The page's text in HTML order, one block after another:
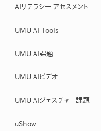
AIリテラシー アセスメント
UMU AI Tools
UMU AI課題
UMU AIビデオ
UMU AIジェスチャー課題
uShow